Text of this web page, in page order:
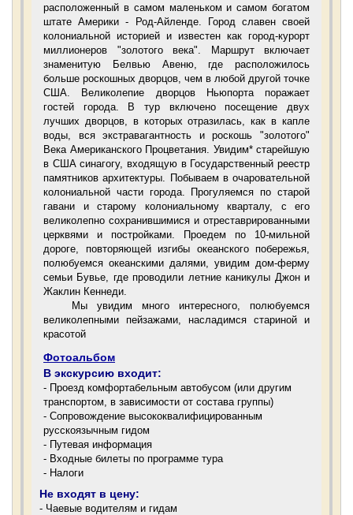
расположенный в самом маленьком и самом богатом
штате Америки - Род-Айленде. Город славен своей
колониальной историей и известен как город-курорт
миллионеров "золотого века". Маршрут включает
знаменитую Белвью Авеню, где расположилось
больше роскошных дворцов, чем в любой другой точке
США. Великолепие дворцов Ньюпорта поражает
гостей города. В тур включено посещение двух
лучших дворцов, в которых отразилась, как в капле
воды, вся экстравагантность и роскошь "золотого"
Века Американского Процветания. Увидим* старейшую
в США синагогу, входящую в Государственный реестр
памятников архитектуры. Побываем в очаровательной
колониальной части города. Прогуляемся по старой
гавани и старому колониальному кварталу, с его
великолепно сохранившимися и отреставрированными
церквями и постройками. Проедем по 10-мильной
дороге, повторяющей изгибы океанского побережья,
полюбуемся океанскими далями, увидим дом-ферму
семьи Бувье, где проводили летние каникулы Джон и
Жаклин Кеннеди.
Мы увидим много интересного, полюбуемся
великолепными пейзажами, насладимся стариной и
красотой
Фотоальбом
В экскурсию входит:
- Проезд комфортабельным автобусом (или другим
транспортом, в зависимости от состава группы)
- Сопровождение высококвалифицированным
русскоязычным гидом
- Путевая информация
- Входные билеты по программе тура
- Налоги
Не входят в цену:
- Чаевые водителям и гидам